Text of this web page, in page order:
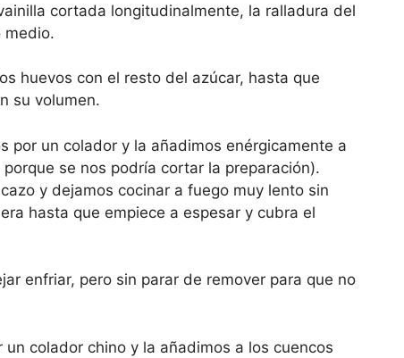
cortada longitudinalmente, la ralladura del
medio.
huevos con el resto del azúcar, hasta que
su volumen.
por un colador y la añadimos enérgicamente a
se nos podría cortar la preparación).
y dejamos cocinar a fuego muy lento sin
hasta que empiece a espesar y cubra el
enfriar, pero sin parar de remover para que no
colador chino y la añadimos a los cuencos